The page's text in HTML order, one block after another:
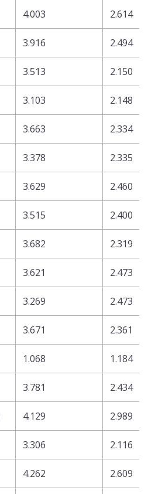
4.003 2.614
3.916 2.494
3.513 2.150
3.103 2.148
3.663 2.334
3.378 2.335
3.629 2.460
3.515 2.400
3.682 2.319
3.621 2.473
3.269 2.473
3.671 2.361
1.068 1.184
3.781 2.434
4.129 2.989
3.306 2.116
4.262 2.609